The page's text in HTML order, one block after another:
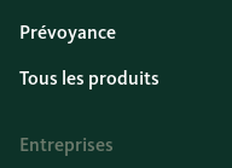
Prévoyance
Tous les produits
Entreprises